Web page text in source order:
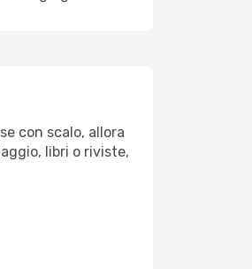
con scalo, allora
libri o riviste,